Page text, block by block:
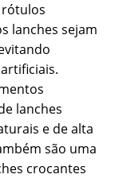
lanches sejam
lanches
e de alta
são uma
crocantes